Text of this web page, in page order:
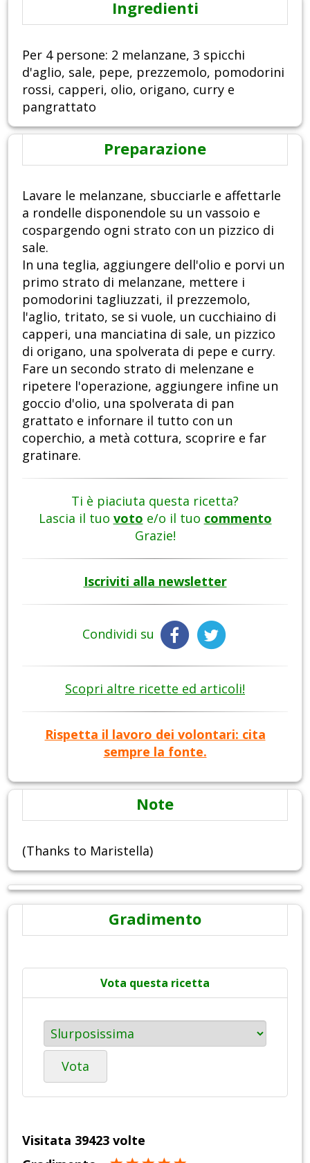
Ingredienti
Per 4 persone: 2 melanzane, 3 spicchi
d'aglio, sale, pepe, prezzemolo, pomodorini
rossi, capperi, olio, origano, curry e
pangrattato
Preparazione
Lavare le melanzane, sbucciarle e affettarle
a rondelle disponendole su un vassoio e
cospargendo ogni strato con un pizzico di
sale.
In una teglia, aggiungere dell'olio e porvi un
primo strato di melanzane, mettere i
pomodorini tagliuzzati, il prezzemolo,
l'aglio, tritato, se si vuole, un cucchiaino di
capperi, una manciatina di sale, un pizzico
di origano, una spolverata di pepe e curry.
Fare un secondo strato di melenzane e
ripetere l'operazione, aggiungere infine un
goccio d'olio, una spolverata di pan
grattato e infornare il tutto con un
coperchio, a metà cottura, scoprire e far
gratinare.
Ti è piaciuta questa ricetta?
Lascia il tuo voto e/o il tuo commento
Grazie!
Iscriviti alla newsletter
Condividi su
Scopri altre ricette ed articoli!
Rispetta il lavoro dei volontari: cita
sempre la fonte.
Note
(Thanks to Maristella)
Gradimento
Vota questa ricetta
Vota
Visitata 39423 volte